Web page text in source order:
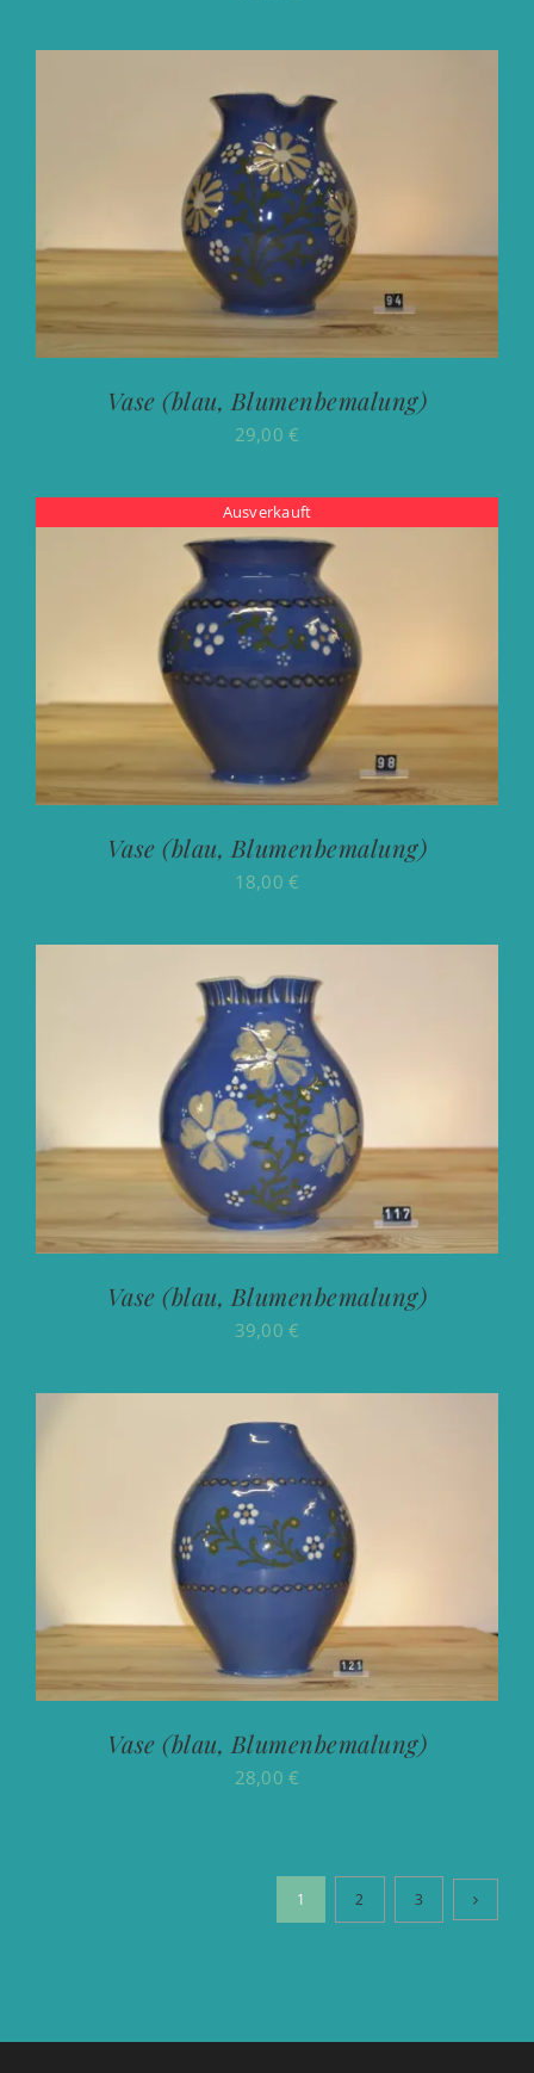
Vase (blau, Blumenbemalung)
29,00€
Ausverkauft
Vase (blau, Blumenbemalung)
18,00€
Vase (blau, Blumenbemalung)
39,00€
Vase (blau, Blumenbemalung)
28,00€
1 2 3